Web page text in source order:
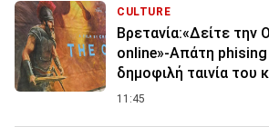
CULTURE
Βρετανία:«Δείτε την
online»-Απάτη phising
δημοφιλή ταινία του
11:45